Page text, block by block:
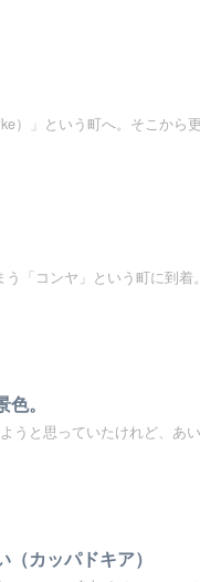
）」という町へ。そこから
「コンヤ」という町に到
。
うと思っていたけれど、あ
カッパドキア）